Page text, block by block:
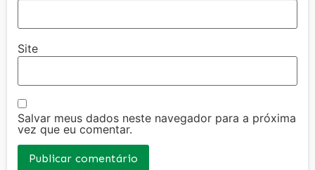
Site
Salvar meus dados neste navegador para a próxima
vez que eu comentar.